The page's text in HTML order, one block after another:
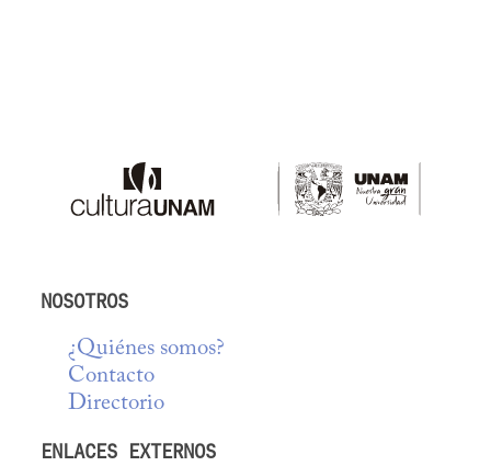
NOSOTROS
¿Quiénes somos?
Contacto
Directorio
ENLACES EXTERNOS